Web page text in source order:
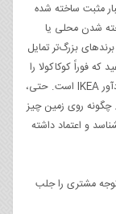
مثبت ساخته شده
شدن محلی یا
بزرگ‌تر تمایل
که فوراً کوکاکولا را
به یاد می‌آورد یا آن پس‌زمینه آبی و نوشته زرد رنگ یادآور IKEA است. حتی،
چگونه روی زمین چیز
و اعتماد داشته
مشتری را جلب